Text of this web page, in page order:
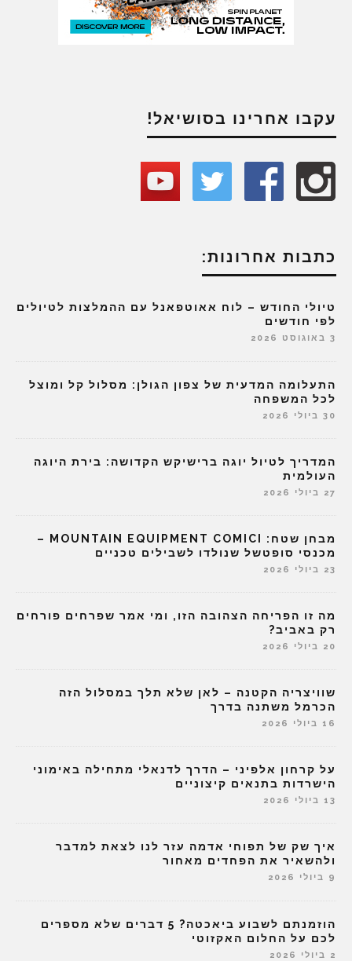
עקבו אחרינו בסושיאל!
כתבות אחרונות:
טיולי החודש – לוח אאוטפאנל עם ההמלצות לטיולים
לפי חודשים
3 באוגוסט 2026
התעלומה המדעית של צפון הגולן: מסלול קל ומוצל
לכל המשפחה
30 ביולי 2026
המדריך לטיול יוגה ברישיקש הקדושה: בירת היוגה
העולמית
27 ביולי 2026
מבחן שטח: MOUNTAIN EQUIPMENT COMICI –
מכנסי סופטשל שנולדו לשבילים טכניים
23 ביולי 2026
מה זו הפריחה הצהובה הזו, ומי אמר שפרחים פורחים
רק באביב?
20 ביולי 2026
שוויצריה הקטנה – לאן שלא תלך במסלול הזה
הכרמל משתנה בדרך
16 ביולי 2026
על קרחון אלפיני – הדרך לדנאלי מתחילה באימוני
הישרדות בתנאים קיצוניים
13 ביולי 2026
איך שק של תפוחי אדמה עזר לנו לצאת למדבר
ולהשאיר את הפחדים מאחור
9 ביולי 2026
הוזמנתם לשבוע ביאכטה? 5 דברים שלא מספרים
לכם על החלום האקזוטי
2 ביולי 2026